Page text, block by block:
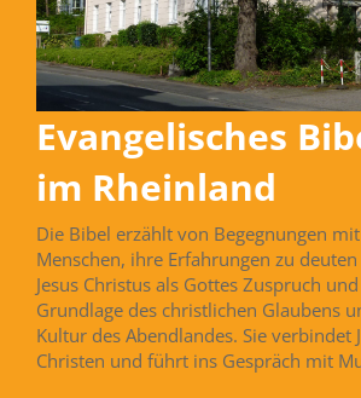
Evangelisches
im Rheinland
Die Bibel erzählt von Begegnungen
Menschen, ihre Erfahrungen zu
Jesus Christus als Gottes Zuspruch
Grundlage des christlichen Glaubens
Kultur des Abendlandes. Sie verbindet
Christen und führt ins Gespräch mit